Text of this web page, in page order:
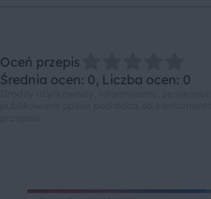
Oceń przepis
Średnia ocen: 0, Liczba ocen: 0